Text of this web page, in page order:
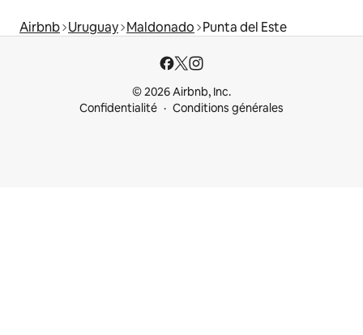
Airbnb Uruguay Maldonado Punta del Este
© 2026 Airbnb, Inc.
Confidentialité
Conditions générales